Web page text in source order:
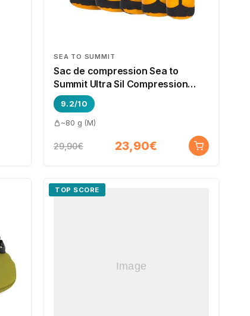
SEA TO SUMMIT
Sac de compression Sea to
Summit Ultra Sil Compression
Sack
9.2/10
~80 g (M)
29,90€ 23,90€
TOP SCORE